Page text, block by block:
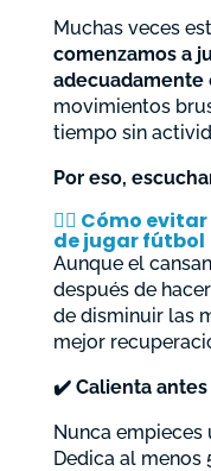
Muchas veces
comenzamos a
adecuadamente
movimientos
tiempo sin
Por eso,
🧘‍♀️ Cómo
de jugar fútbol
Aunque el
después de
de disminuir las
mejor
✔️Calienta antes
Nunca empieces
Dedica al menos